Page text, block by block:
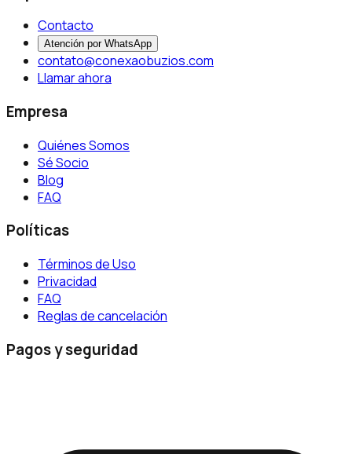
Contacto
Atención por WhatsApp
contato@conexaobuzios.com
Llamar ahora
Empresa
Quiénes Somos
Sé Socio
Blog
FAQ
Políticas
Términos de Uso
Privacidad
FAQ
Reglas de cancelación
Pagos y seguridad